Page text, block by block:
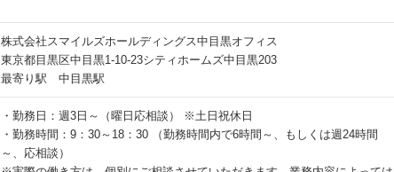
株式会社スマイルズホールディングス中目黒オフィス
東京都目黒区中目黒1-10-23シティホームズ中目黒203
最寄り駅 中目黒駅
・勤務日：週3日～（曜日応相談） ※土日祝休日
・勤務時間：9：30～18：30 （勤務時間内で6時間～、もしくは週24時間
～、応相談）